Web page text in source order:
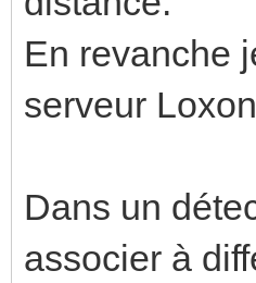
En revanche
serveur
Dans un
associer à